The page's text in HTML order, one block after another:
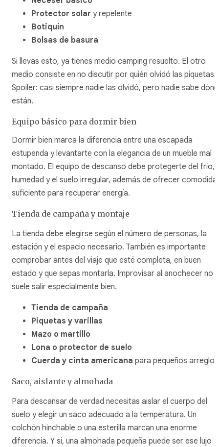
Protector solar y repelente
Botiquín
Bolsas de basura
Si llevas esto, ya tienes medio camping resuelto. El otro
medio consiste en no discutir por quién olvidó las piquetas.
Spoiler: casi siempre nadie las olvidó, pero nadie sabe
están.
Equipo básico para dormir bien
Dormir bien marca la diferencia entre una escapada
estupenda y levantarte con la elegancia de un mueble mal
montado. El equipo de descanso debe protegerte del frío,
humedad y el suelo irregular, además de ofrecer
suficiente para recuperar energía.
Tienda de campaña y montaje
La tienda debe elegirse según el número de personas, la
estación y el espacio necesario. También es importante
comprobar antes del viaje que esté completa, en buen
estado y que sepas montarla. Improvisar al anochecer no
suele salir especialmente bien.
Tienda de campaña
Piquetas y varillas
Mazo o martillo
Lona o protector de suelo
Cuerda y cinta americana para pequeños arreglos
Saco, aislante y almohada
Para descansar de verdad necesitas aislar el cuerpo del
suelo y elegir un saco adecuado a la temperatura. Un
colchón hinchable o una esterilla marcan una enorme
diferencia. Y sí, una almohada pequeña puede ser ese lujo